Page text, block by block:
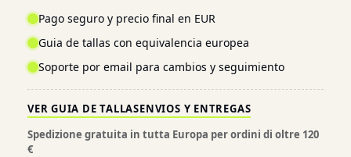
Pago seguro y precio final en EUR
Guia de tallas con equivalencia europea
Soporte por email para cambios y seguimiento
VER GUIA DE TALLASENVIOS Y ENTREGAS
Spedizione gratuita in tutta Europa per ordini di oltre 120
€